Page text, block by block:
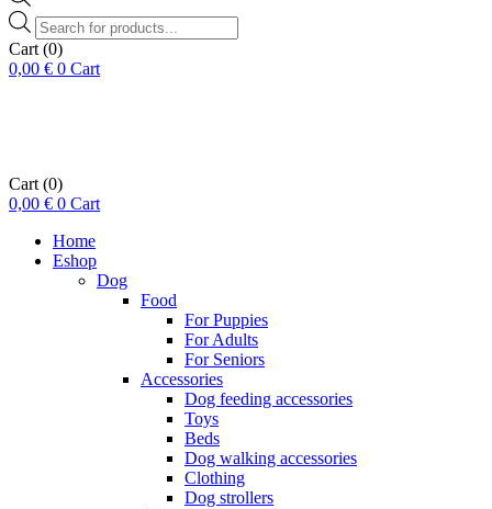
Products
search
Cart (0)
0,00 € 0 Cart
Cart (0)
0,00 € 0 Cart
Home
Eshop
Dog
Food
For Puppies
For Adults
For Seniors
Accessories
Dog feeding accessories
Toys
Beds
Dog walking accessories
Clothing
Dog strollers